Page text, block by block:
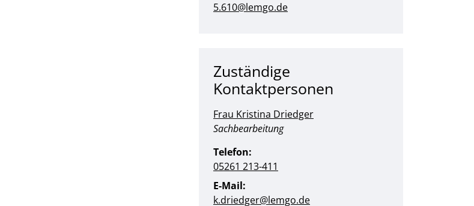
5.610@lemgo.de
Zuständige
Kontaktpersonen
Frau Kristina Driedger
Position:
Sachbearbeitung
Telefon:
05261 213-411
E-Mail:
k.driedger@​lemgo.de